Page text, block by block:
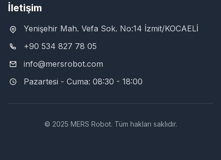
İletişim
Yenişehir Mah. Vefa Sok. No:14 İzmit/KOCAELİ
+90 534 827 78 05
info@mersrobot.com
Pazartesi - Cuma: 08:30 - 18:00
© 2025 MERS Robot. Tüm hakları saklıdır.